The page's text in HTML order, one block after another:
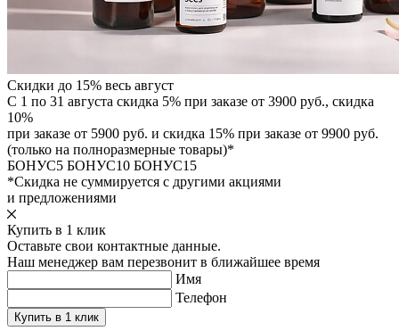
Скидки до 15% весь август
С 1 по 31 августа скидка 5% при заказе от 3900 руб., скидка
10%
при заказе от 5900 руб. и скидка 15% при заказе от 9900 руб.
(только на полноразмерные товары)*
БОНУС5 БОНУС10 БОНУС15
*Скидка не суммируется с другими акциями
и предложениями
Купить в 1 клик
Оставьте свои контактные данные.
Наш менеджер вам перезвонит в ближайшее время
Имя
Телефон